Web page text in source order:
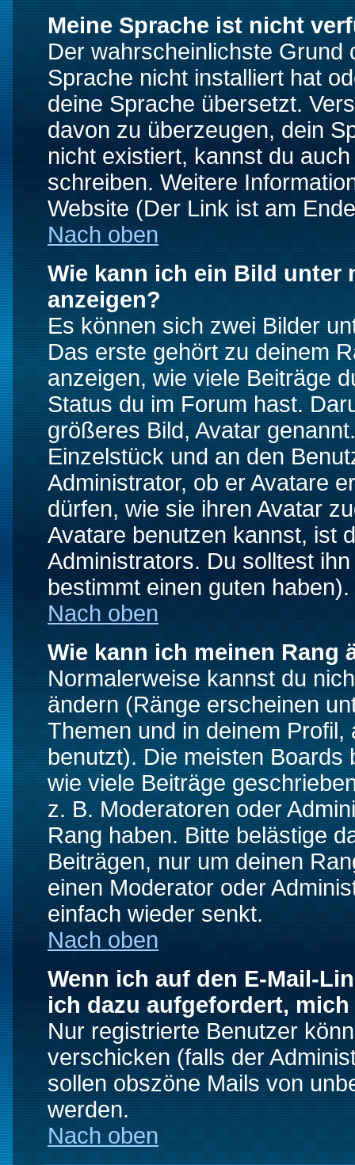
Meine Sprache ist nicht
Der wahrscheinlichste Grund
Sprache nicht installiert hat
deine Sprache übersetzt.
davon zu überzeugen, dein
nicht existiert, kannst du
schreiben. Weitere
Website (Der Link ist am
Nach oben
Wie kann ich ein Bild unter
anzeigen?
Es können sich zwei Bilder
Das erste gehört zu deinem
anzeigen, wie viele Beiträge
Status du im Forum hast.
größeres Bild, Avatar
Einzelstück und an den
Administrator, ob er Avatare
dürfen, wie sie ihren Avatar
Avatare benutzen kannst, ist
Administrators. Du solltest
bestimmt einen guten haben).
Nach oben
Wie kann ich meinen Rang
Normalerweise kannst du
ändern (Ränge erscheinen
Themen und in deinem
benutzt). Die meisten
wie viele Beiträge
z. B. Moderatoren oder
Rang haben. Bitte belästige
Beiträgen, nur um deinen
einen Moderator oder
einfach wieder senkt.
Nach oben
Wenn ich auf den E-Mail-
ich dazu aufgefordert,
Nur registrierte Benutzer
verschicken (falls der
sollen obszöne Mails von
werden.
Nach oben